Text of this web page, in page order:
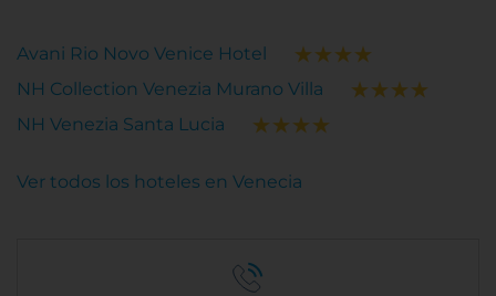
Avani Rio Novo Venice Hotel
NH Collection Venezia Murano Villa
NH Venezia Santa Lucia
Ver todos los hoteles en Venecia